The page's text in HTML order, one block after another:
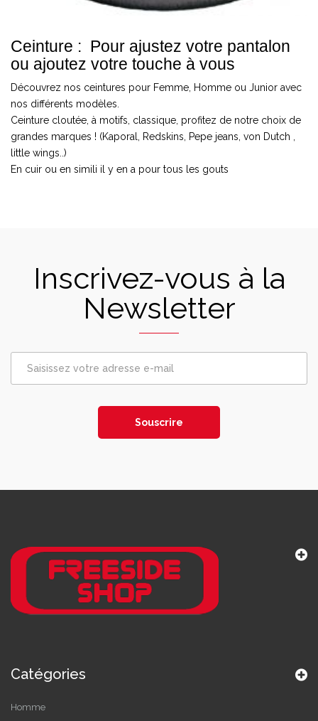
Ceinture : Pour ajustez votre pantalon
ou ajoutez votre touche à vous
Découvrez nos ceintures pour Femme, Homme ou Junior avec
nos différents modèles.
Ceinture cloutée, à motifs, classique, profitez de notre choix de
grandes marques ! (Kaporal, Redskins, Pepe jeans, von Dutch ,
little wings..)
En cuir ou en simili il y en a pour tous les gouts
Inscrivez-vous à la
Newsletter
Souscrire
Catégories
Homme